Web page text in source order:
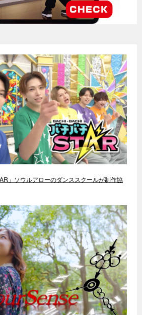
」ソウルアローのダンススクールが制作協